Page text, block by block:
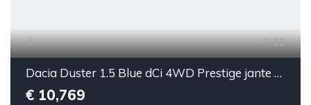
35
Dacia Duster 1.5 Blue dCi 4WD Prestige jante 17"
€ 10,769